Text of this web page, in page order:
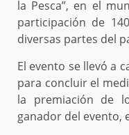
la Pesca”, en el
participación de
diversas partes del
El evento se llevó a
para concluir el
la premiación de
ganador del evento,